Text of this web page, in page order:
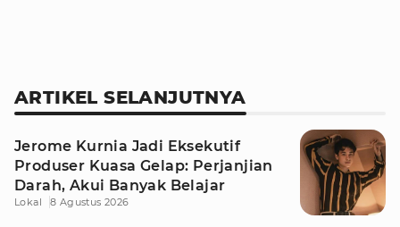
ARTIKEL SELANJUTNYA
Jerome Kurnia Jadi Eksekutif
Produser Kuasa Gelap: Perjanjian
Darah, Akui Banyak Belajar
Lokal 8 Agustus 2026